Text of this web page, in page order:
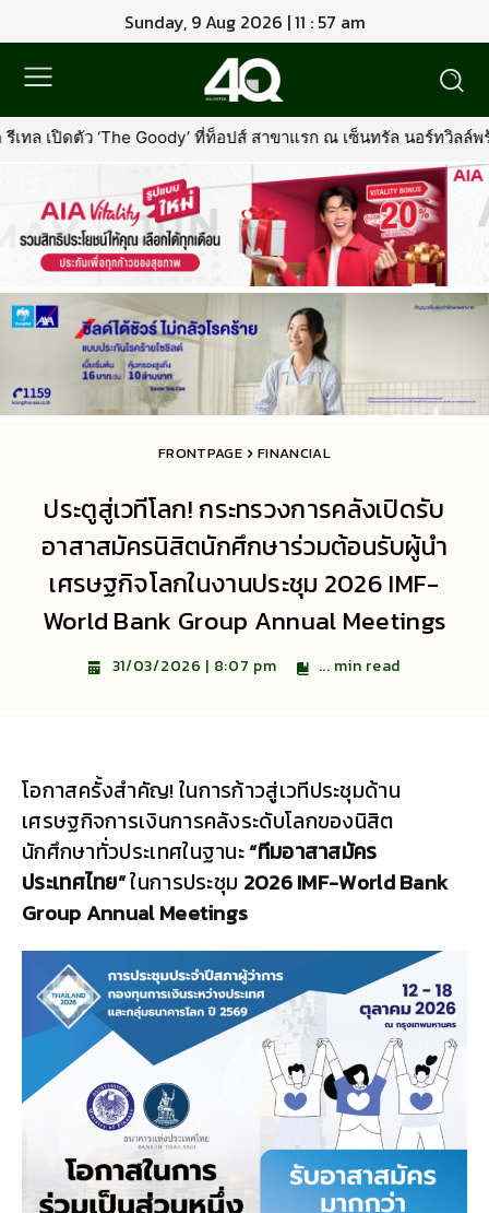
Sunday, 9 Aug 2026 | 11 : 57 am
ที่ท็อปส์ สาขาแรก ณ เซ็นทรัล นอร์ทวิลล์พร้อมรุกตลาด Premium
FRONTPAGE FINANCIAL
ประตูสู่เวทีโลก! กระทรวงการคลังเปิดรับ
อาสาสมัครนิสิตนักศึกษาร่วมต้อนรับผู้นำ
เศรษฐกิจโลกในงานประชุม 2026 IMF-
World Bank Group Annual Meetings
31/03/2026 | 8:07 pm ... min read
โอกาสครั้งสำคัญ! ในการก้าวสู่เวทีประชุมด้าน
เศรษฐกิจการเงินการคลังระดับโลกของนิสิต
นักศึกษาทั่วประเทศในฐานะ“ทีมอาสาสมัคร
ประเทศไทย”ในการประชุม 2026 IMF-World Bank
Group Annual Meetings